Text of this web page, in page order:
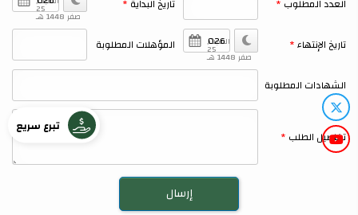
العدد المطلوب تاريخ البداية 25
صفر 1448 هـ
تاريخ الإنتهاء السبت,
25
صفر 1448 هـ
المؤهلات المطلوبة
الشهادات المطلوبة
تفاصيل الطلب
تبرع سريع